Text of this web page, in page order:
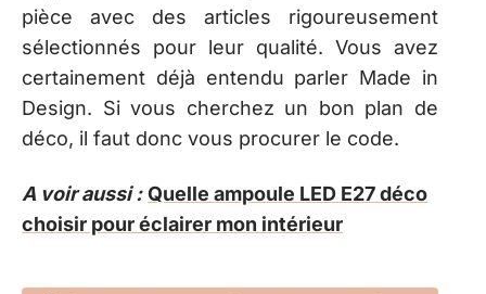
pièce avec des articles rigoureusement
sélectionnés pour leur qualité. Vous avez
certainement déjà entendu parler Made in
Design. Si vous cherchez un bon plan de
déco, il faut donc vous procurer le code.
A voir aussi : Quelle ampoule LED E27 déco
choisir pour éclairer mon intérieur